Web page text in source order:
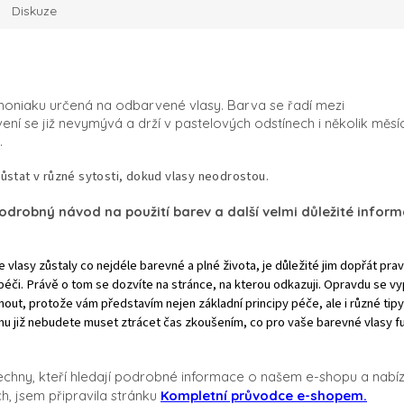
Diskuze
určená na odbarvené vlasy. Barva se řadí mezi
se již nevymývá a drží v pastelových odstínech i několik
v různé sytosti, dokud vlasy neodrostou.
návod na použití barev a další velmi důležité
vlasy zůstaly co nejdéle barevné a plné života, je důležité jim dopřát
Právě o tom se dozvíte na stránce, na kterou odkazuji. Opravdu se
protože vám představím nejen základní principy péče, ale i různé
již nebudete muset ztrácet čas zkoušením, co pro vaše barevné vlasy
kteří hledají podrobné informace o našem e-shopu a
jsem připravila stránku Kompletní průvodce e-shopem.